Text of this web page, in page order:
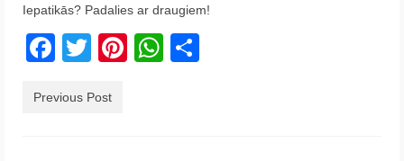
Francija
Austrija
Iepatikās? Padalies ar draugiem!
Facebook
TwitterPinterest
WhatsApp
Previous Post